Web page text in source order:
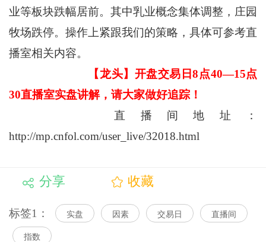
业等板块跌幅居前。其中乳业概念集体调整，庄园
牧场跌停。操作上紧跟我们的策略，具体可参考直
播室相关内容。
【龙头】开盘交易日8点40—15点
30直播室实盘讲解，请大家做好追踪！
直播间地址：
http://mp.cnfol.com/user_live/32018.html
分享 收藏
标签1： 实盘 因素 交易日 直播间
指数